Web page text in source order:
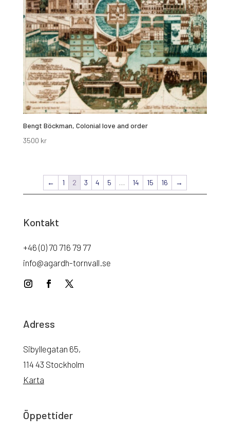
Bengt Böckman, Colonial love and order
3500 kr
← 1 2 3 4 5 … 14 15 16 →
Kontakt
+46 (0) 70 716 79 77
info@agardh-tornvall.se
Adress
Sibyllegatan 65,
114 43 Stockholm
Karta
Öppettider